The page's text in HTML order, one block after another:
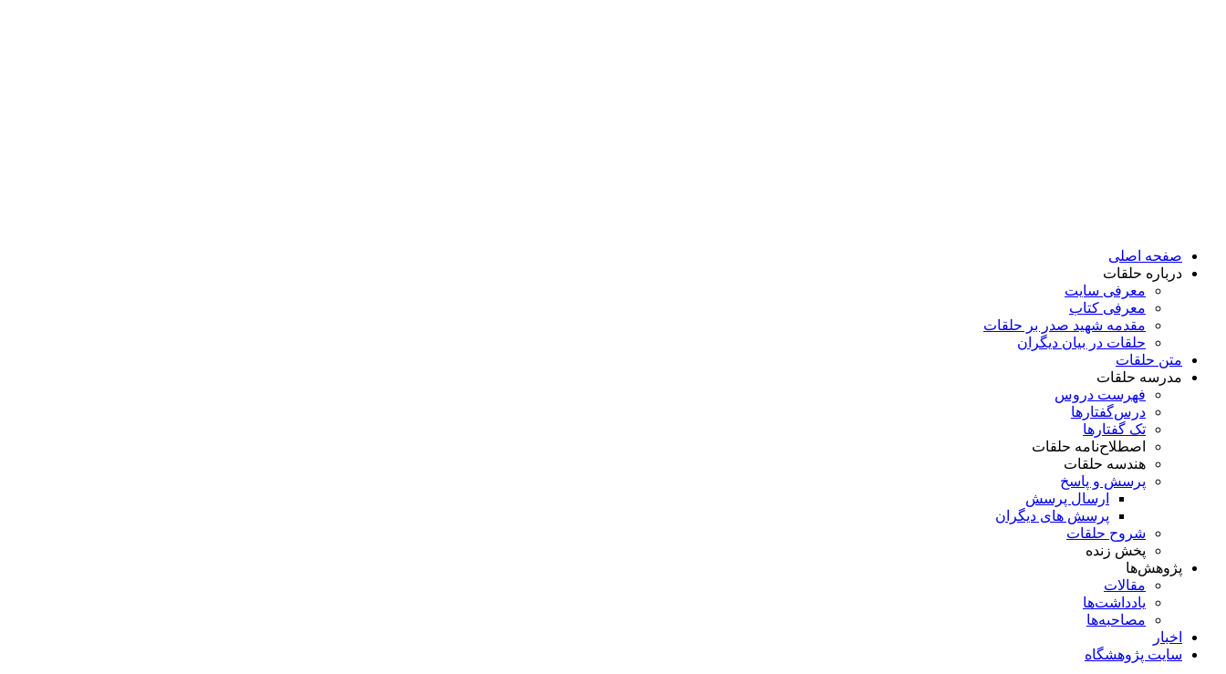
صفحه اصلی
درباره حلقات
معرفی سایت
معرفی کتاب
مقدمه شهید صدر بر حلقات
حلقات در بیان دیگران
متن حلقات
مدرسه حلقات
فهرست دروس
درس‌گفتار‌ها
تک گفتارها
اصطلاح‌نامه حلقات
هندسه حلقات
پرسش و پاسخ
ارسال پرسش
پرسش های دیگران
شروح حلقات
پخش زنده
پژوهش‌ها
مقالات
یادداشت‌ها
مصاحبه‌ها
اخبار
سایت پژوهشگاه